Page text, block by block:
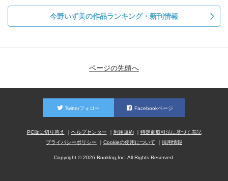
今野いず美の作品ランキング・新刊情報
ページの先頭へ
Twitterフォロー Facebookページ
PC版に切り替え ヘルプセンター 利用規約
特定商取引法に基づく表記
プライバシーポリシー
Cookieの使用について 採用情報
Copyright © 2026 Booklog,Inc. All Rights Reserved.